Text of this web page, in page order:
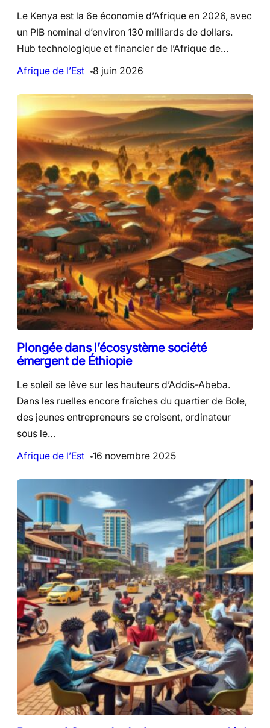
Le Kenya est la 6e économie d’Afrique en 2026, avec
un PIB nominal d’environ 130 milliards de dollars.
Hub technologique et financier de l’Afrique de…
Afrique de l’Est
8 juin 2026
Plongée dans l’écosystème société
émergent de Éthiopie
Le soleil se lève sur les hauteurs d’Addis-Abeba.
Dans les ruelles encore fraîches du quartier de Bole,
des jeunes entrepreneurs se croisent, ordinateur
sous le…
Afrique de l’Est
16 novembre 2025